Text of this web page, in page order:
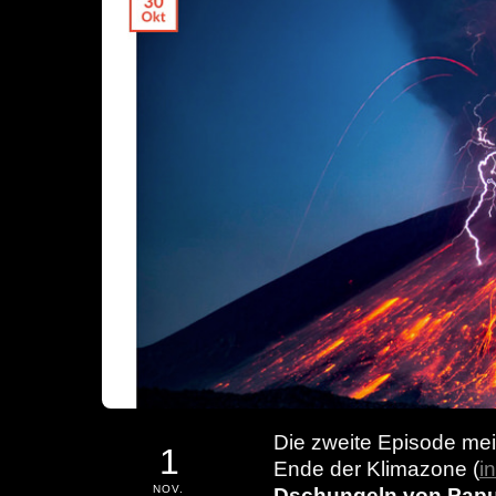
1
NOV.
Die zweite Episode
Ende der Klimazone (